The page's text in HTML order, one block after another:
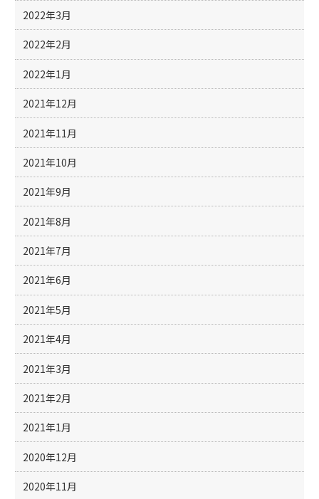
2022年3月
2022年2月
2022年1月
2021年12月
2021年11月
2021年10月
2021年9月
2021年8月
2021年7月
2021年6月
2021年5月
2021年4月
2021年3月
2021年2月
2021年1月
2020年12月
2020年11月